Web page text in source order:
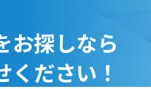
お探しなら
ださい！